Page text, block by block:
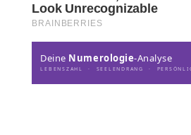
Deine Numerologie-Analyse
LEBENSZAHL · SEELENDRANG ·